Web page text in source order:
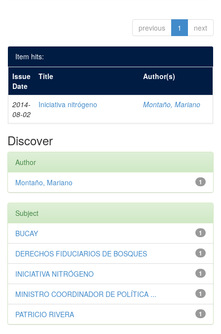
previous 1 next
Item hits:
Issue
Date
Title Author(s)
2014-
08-02
Iniciativa nitrógeno Montaño, Mariano
Discover
Author
1
Montaño, Mariano
Subject
1
BUCAY
1
DERECHOS FIDUCIARIOS DE BOSQUES
1
INICIATIVA NITRÓGENO
1
MINISTRO COORDINADOR DE POLÍTICA ...
1
PATRICIO RIVERA